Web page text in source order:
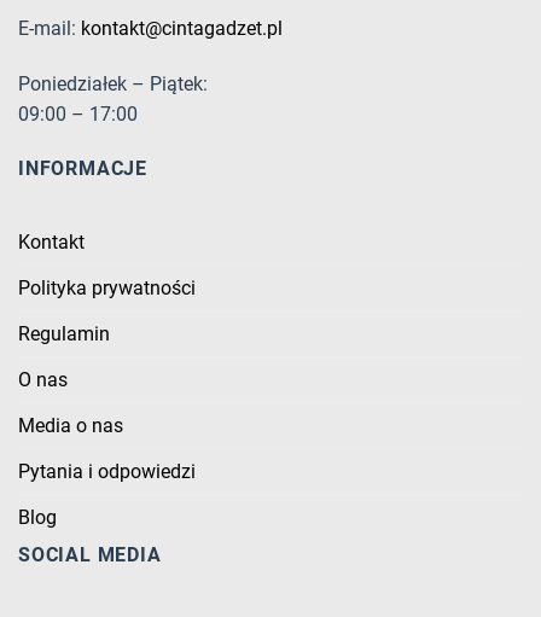
E-mail: kontakt@cintagadzet.pl
Poniedziałek – Piątek:
09:00 – 17:00
INFORMACJE
Kontakt
Polityka prywatności
Regulamin
O nas
Media o nas
Pytania i odpowiedzi
Blog
SOCIAL MEDIA